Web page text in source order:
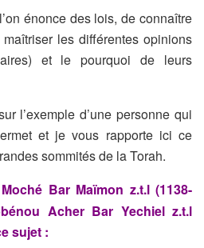
énonce des lois, de connaître
les différentes opinions
et le pourquoi de leurs
l’exemple d’une personne qui
et je vous rapporte ici ce
sommités de la Torah.
Bar Maïmon z.t.l (1138-
Acher Bar Yechiel z.t.l
sujet :